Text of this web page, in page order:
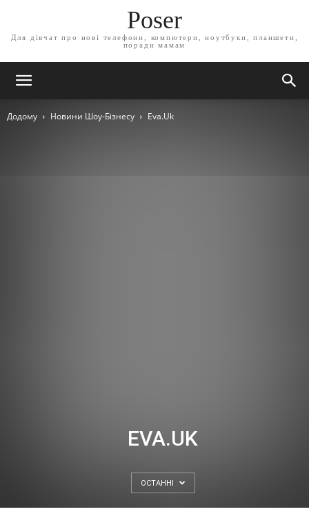
Poser
Для дівчат про нові телефони, компютери, ноутбуки, планшети,
поради мамам
Додому Новини Шоу-Бізнесу Eva.Uk
EVA.UK
ОСТАННІ